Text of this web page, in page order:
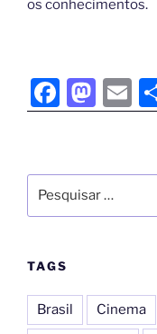
os conhecimentos.
F
a
e
b
o
k
M
a
o
d
E
m
l
TAGS
Brasil Cinema